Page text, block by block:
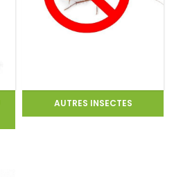
AUTRES INSECTES